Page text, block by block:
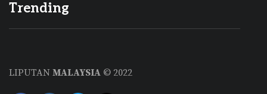
Trending
LIPUTAN MALAYSIA © 2022